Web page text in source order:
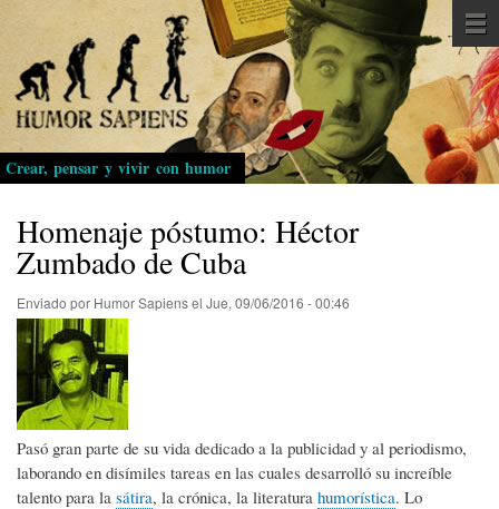
Pasar
al
contenido
principal
Crear, pensar y vivir con humor
Homenaje póstumo: Héctor
Zumbado de Cuba
Enviado por Humor Sapiensel Jue, 09/06/2016 - 00:46
Pasó gran parte de su vida dedicado a la publicidad y al periodismo,
laborando en disímiles tareas en las cuales desarrolló su increíble
talento para la sátira, la crónica, la literatura humorística. Lo